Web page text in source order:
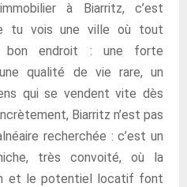
à Biarritz, c’est
tu vois une ville où tout
bon endroit : une forte
qualité de vie rare, un
qui se vendent vite dès
Biarritz n’est pas
recherchée : c’est un
très convoité, où la
et le potentiel locatif font